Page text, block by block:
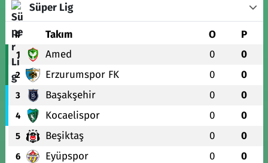
Süper Lig
# Takım O P
1 Amed 0 0
2 Erzurumspor FK 0 0
3 Başakşehir 0 0
4 Kocaelispor 0 0
5 Beşiktaş 0 0
6 Eyüpspor 0 0